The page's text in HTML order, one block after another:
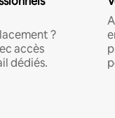
?
accès
dédiés.